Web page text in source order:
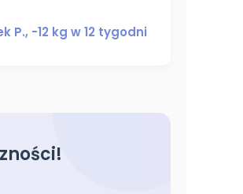
P., -12 kg w 12 tygodni